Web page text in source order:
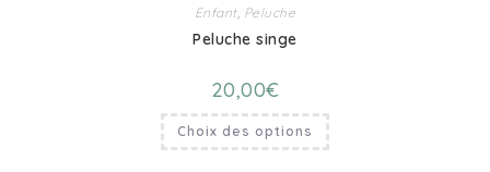
Enfant, Peluche
Peluche singe
20,00€
Choix des options